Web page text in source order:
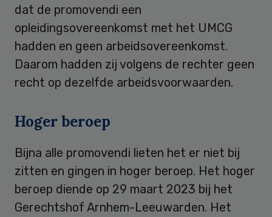
dat de promovendi een
opleidingsovereenkomst met het UMCG
hadden en geen arbeidsovereenkomst.
Daarom hadden zij volgens de rechter geen
recht op dezelfde arbeidsvoorwaarden.
Hoger beroep
Bijna alle promovendi lieten het er niet bij
zitten en gingen in hoger beroep. Het hoger
beroep diende op 29 maart 2023 bij het
Gerechtshof Arnhem-Leeuwarden. Het